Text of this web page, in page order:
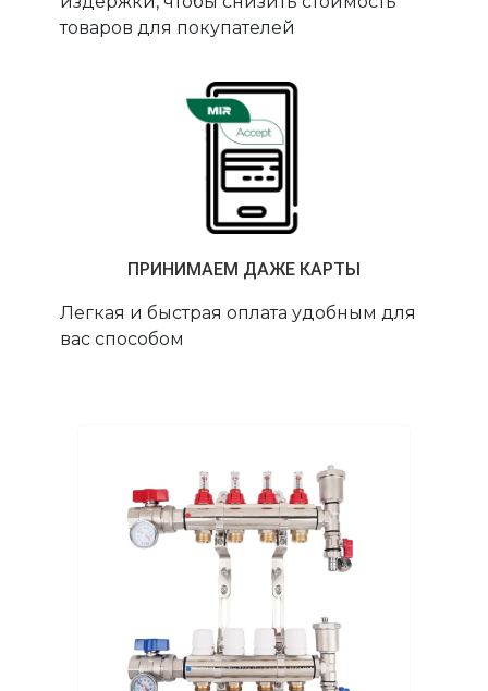
товаров для покупателей
ПРИНИМАЕМ ДАЖЕ КАРТЫ
Легкая и быстрая оплата удобным для
вас способом